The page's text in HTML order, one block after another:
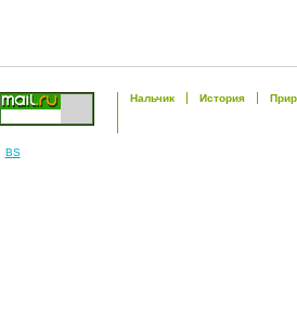
Нальчик История
BS